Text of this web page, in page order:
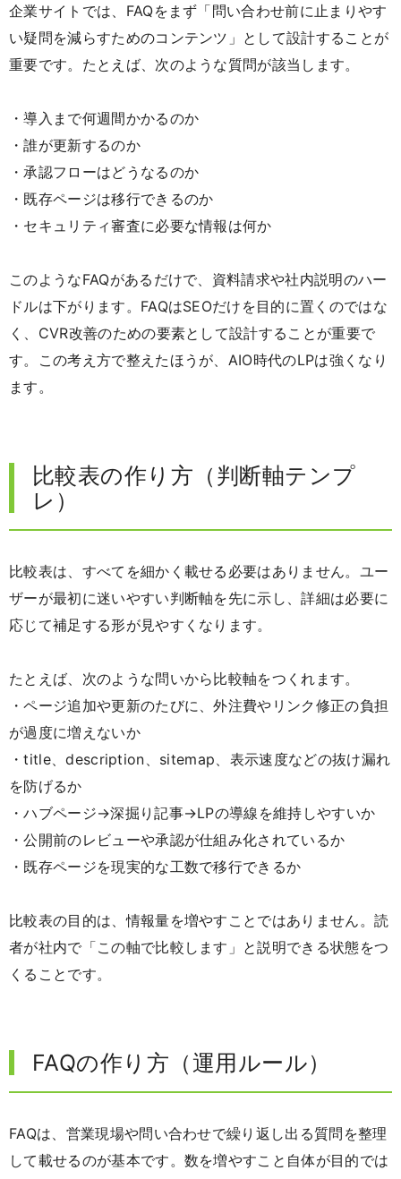
企業サイトでは、FAQをまず「問い合わせ前に止まりやす
い疑問を減らすためのコンテンツ」として設計することが
重要です。たとえば、次のような質問が該当します。
・導入まで何週間かかるのか
・誰が更新するのか
・承認フローはどうなるのか
・既存ページは移行できるのか
・セキュリティ審査に必要な情報は何か
このようなFAQがあるだけで、資料請求や社内説明のハー
ドルは下がります。FAQはSEOだけを目的に置くのではな
く、CVR改善のための要素として設計することが重要で
す。この考え方で整えたほうが、AIO時代のLPは強くなり
ます。
比較表の作り方（判断軸テンプ
レ）
比較表は、すべてを細かく載せる必要はありません。ユー
ザーが最初に迷いやすい判断軸を先に示し、詳細は必要に
応じて補足する形が見やすくなります。
たとえば、次のような問いから比較軸をつくれます。
・ページ追加や更新のたびに、外注費やリンク修正の負担
が過度に増えないか
・title、description、sitemap、表示速度などの抜け漏れ
を防げるか
・ハブページ→深掘り記事→LPの導線を維持しやすいか
・公開前のレビューや承認が仕組み化されているか
・既存ページを現実的な工数で移行できるか
比較表の目的は、情報量を増やすことではありません。読
者が社内で「この軸で比較します」と説明できる状態をつ
くることです。
FAQの作り方（運用ルール）
FAQは、営業現場や問い合わせで繰り返し出る質問を整理
して載せるのが基本です。数を増やすこと自体が目的では